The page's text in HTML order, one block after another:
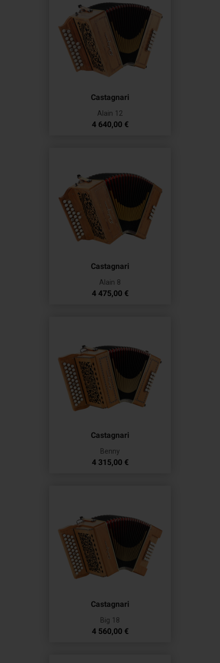
Castagnari
Alain 12
Prix
4 640,00 €
Castagnari
Alain 8
Prix
4 475,00 €
Castagnari
Benny
Prix
4 315,00 €
Castagnari
Big 18
Prix
4 560,00 €